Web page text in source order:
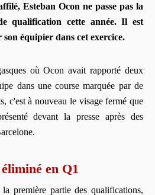
Esteban Ocon ne passe pas la
qualification cette année. Il est
équipier dans cet exercice.
où Ocon avait rapporté deux
dans une course marquée par de
c'est à nouveau le visage fermé que
devant la presse après des
en Q1
première partie des qualifications,